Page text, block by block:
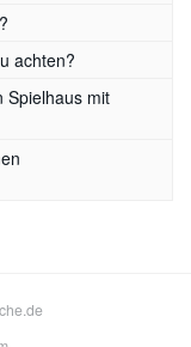
achten?
Spielhaus mit